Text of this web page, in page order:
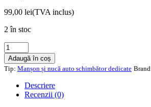
99,00 lei(TVA inclus)
2 în stoc
Cantitate
Nuca
schimbator
de
piele
Renault,
Adaugă în coș
Tip: Manșon și nucă auto schimbător dedicate
Descriere
Recenzii (0)